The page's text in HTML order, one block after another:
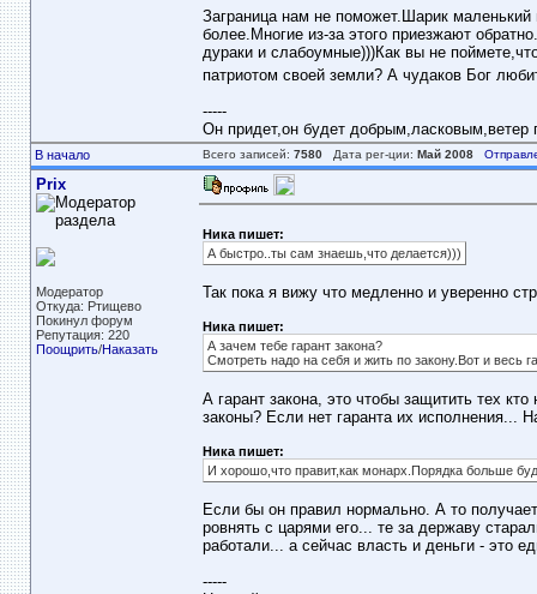
Заграница нам не поможет.Шарик маленький
более.Многие из-за этого приезжают
дураки и слабоумные)))Как вы не
патриотом своей земли? А чудаков Бог
-----
Он придет,он будет добрым,ласковым,ветер
В начало Всего записей: 7580Дата рег-ции: Май 2008
Prix
Модератор
Откуда: Ртищево
Покинул форум
Репутация: 220
Поощрить/Наказать
Ника пишет:
А быстро..ты сам знаешь,что делается)))
Так пока я вижу что медленно и уверенно
Ника пишет:
А зачем тебе гарант закона?
Смотреть надо на себя и жить по закону.Вот и весь
А гарант закона, это чтобы защитить тех
законы? Если нет гаранта их исполнения...
Ника пишет:
И хорошо,что правит,как монарх.Порядка больше
Если бы он правил нормально. А то
ровнять с царями его... те за державу
работали... а сейчас власть и деньги - это
-----